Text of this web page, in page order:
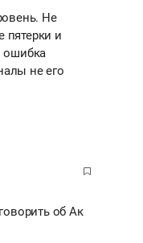
Не
пятерки и
ошибка
не его
об Ак